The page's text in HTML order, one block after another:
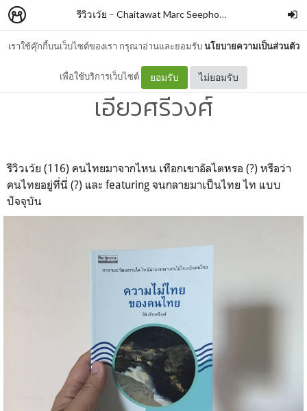
เราใช้คุ๊กกี้บนเว็บไซต์ของเรา กรุณาอ่านและยอมรับนโยบายความเป็นส่วนตัว
เพื่อใช้บริการเว็บไซต์ ยอมรับ ไม่ยอมรับ
รีวิวเว้ย – Chaitawat Marc Seephongsai
ความไม่ไทยของคนไทย By นิธิ
เอียวศรีวงศ์
รีวิวเว้ย (116) คนไทยมาจากไหน เทือกเขาอัลไตหรอ (?) หรือว่า
คนไทยอยู่ที่นี่ (?) และ featuring จนกลายมาเป็นไทย ไท แบบ
ปัจจุบัน